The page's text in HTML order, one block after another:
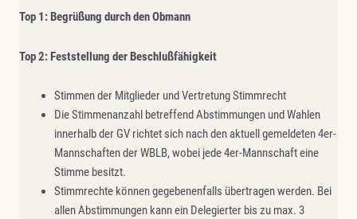
Top 1: Begrüßung durch den Obmann
Top 2: Feststellung der Beschlußfähigkeit
Stimmen der Mitglieder und Vertretung Stimmrecht
Die Stimmenanzahl betreffend Abstimmungen und Wahlen
innerhalb der GV richtet sich nach den aktuell gemeldeten 4er-
Mannschaften der WBLB, wobei jede 4er-Mannschaft eine
Stimme besitzt.
Stimmrechte können gegebenenfalls übertragen werden. Bei
allen Abstimmungen kann ein Delegierter bis zu max. 3